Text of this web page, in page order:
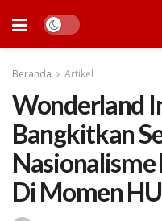
Beranda Artikel
Wonderland
Bangkitkan
Di Momen